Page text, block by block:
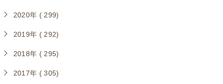
2020年 ( 299)
2019年 ( 292)
2018年 ( 295)
2017年 ( 305)